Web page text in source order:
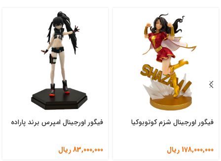
فیگور اورجینال شزم کوتوبوکیا
178,000,000 ریال
فیگور اورجینال امپرس برند پاراده
83,000,000ریال